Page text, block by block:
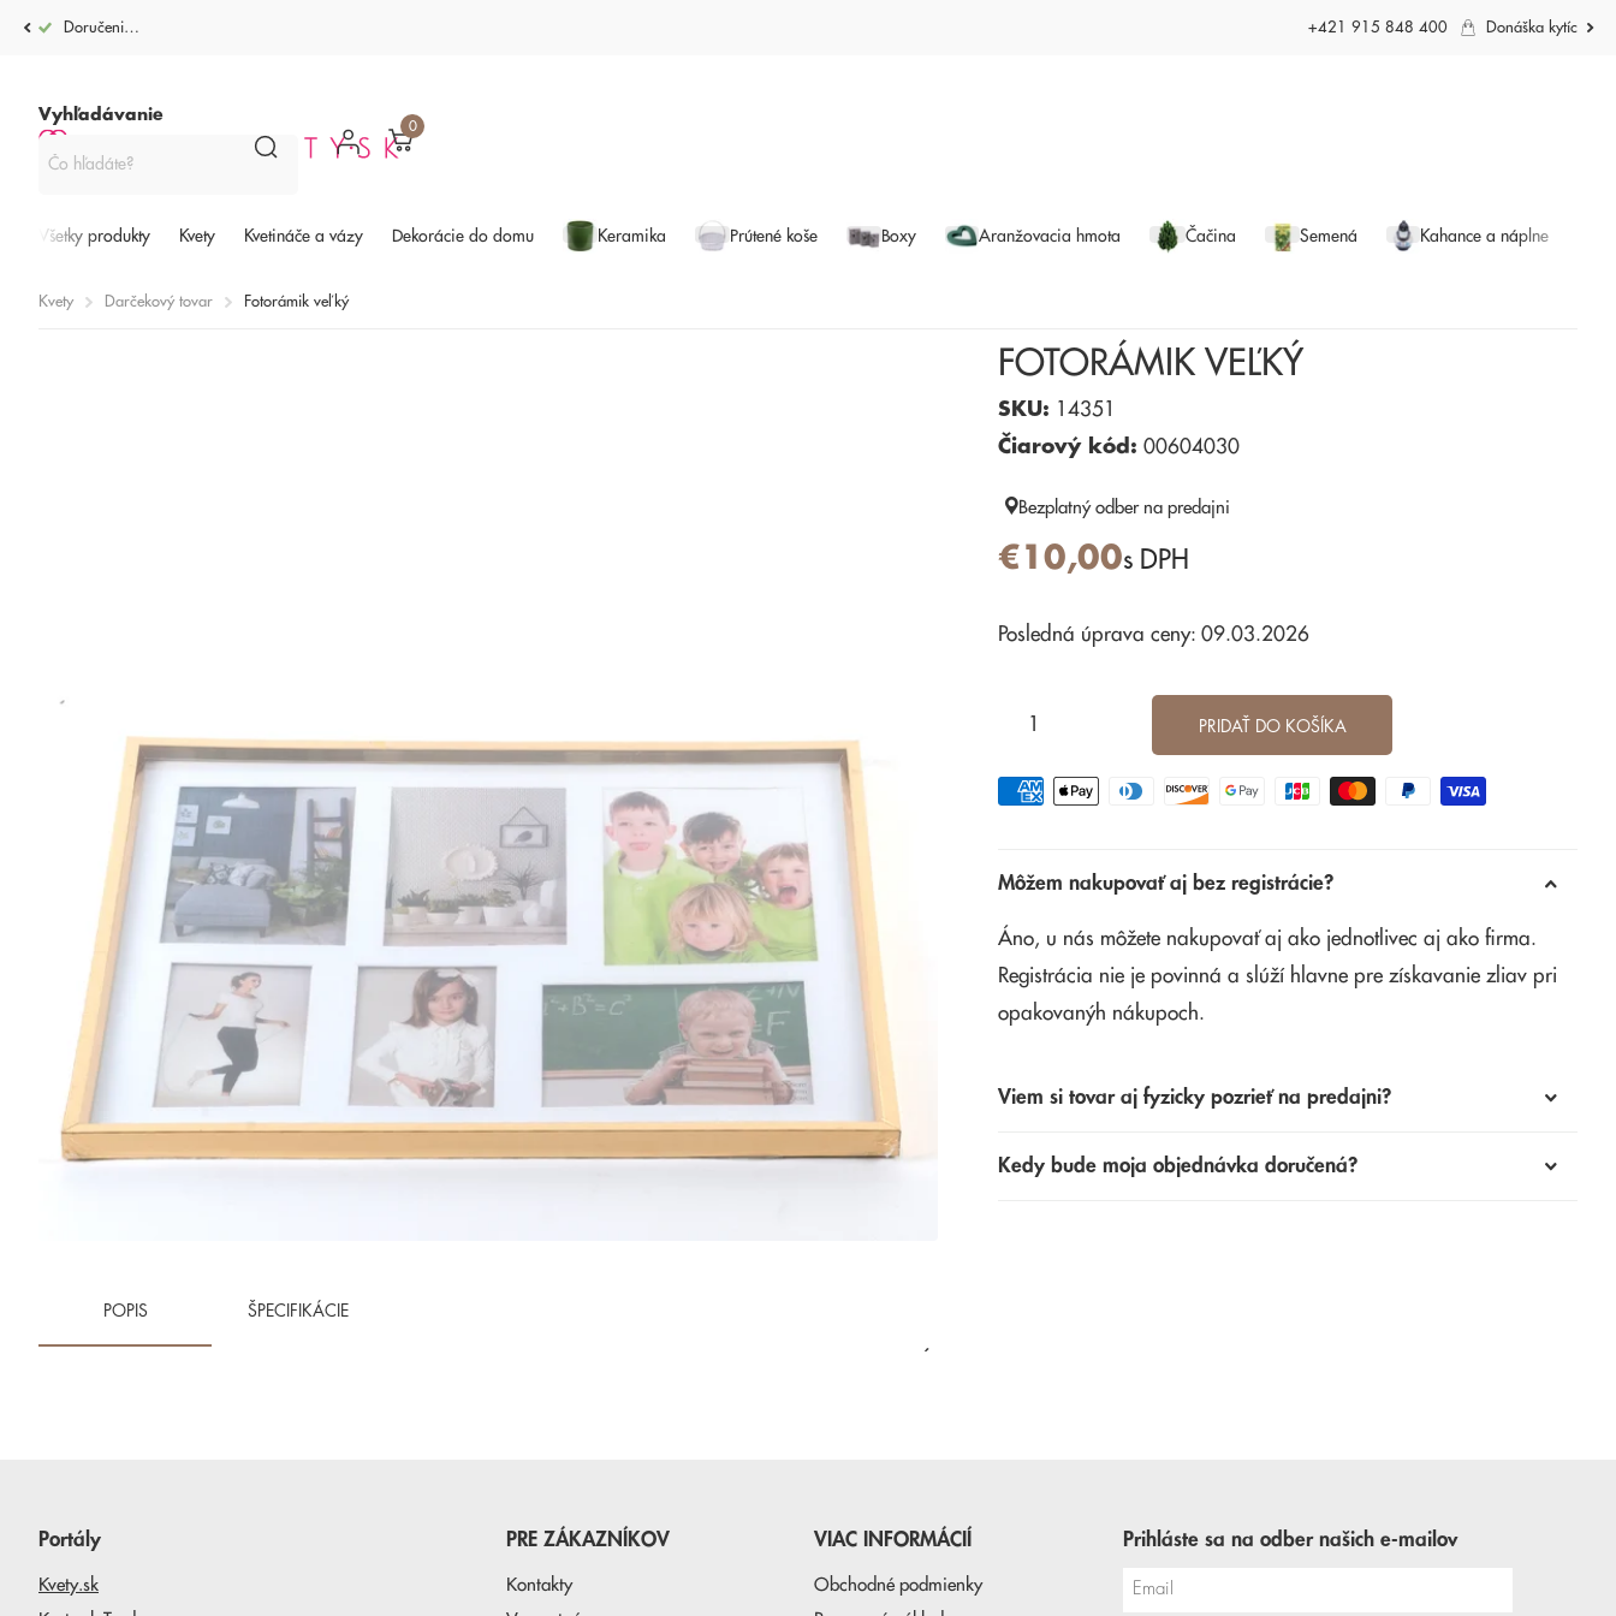
Doručenie po celej SR od 4,99€ +421 915 848 400 Donáška kytíc
Vyhľadávanie
0
Všetky produkty Kvety Kvetináče a vázy Dekorácie do domu Keramika Prútené koše Boxy Aranžovacia hmota Čačina Semená Kahance a náplne
Kvety Darčekový tovar Fotorámik veľký
FOTORÁMIK VEĽKÝ
SKU: 14351
Čiarový kód: 00604030
Bezplatný odber na predajni
€10,00s DPH
Posledná úprava ceny: 09.03.2026
PRIDAŤ DO KOŠÍKA
Môžem nakupovať aj bez registrácie?
Áno, u nás môžete nakupovať aj ako jednotlivec aj ako firma.
Registrácia nie je povinná a slúží hlavne pre získavanie zliav pri
opakovanýh nákupoch.
Viem si tovar aj fyzicky pozrieť na predajni?
Kedy bude moja objednávka doručená?
POPIS ŠPECIFIKÁCIE
Portály
Kvety.sk
PRE ZÁKAZNÍKOV
Kontakty
VIAC INFORMÁCIÍ
Obchodné podmienky
Prihláste sa na odber našich e-mailov